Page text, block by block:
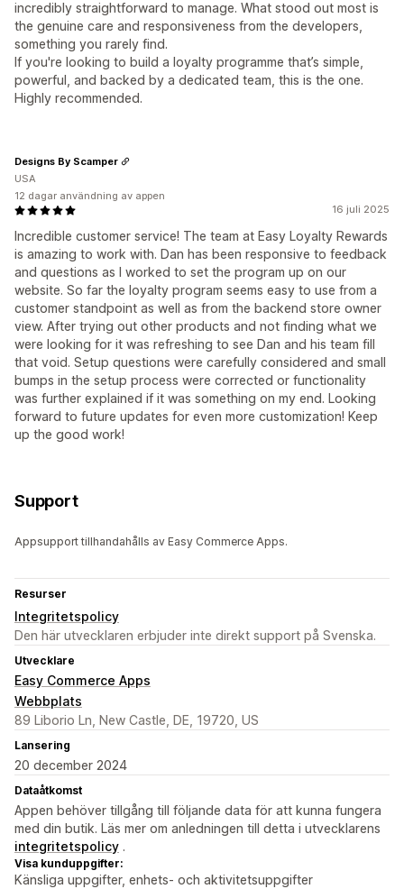
incredibly straightforward to manage. What stood out most is
the genuine care and responsiveness from the developers,
something you rarely find.
If you're looking to build a loyalty programme that’s simple,
powerful, and backed by a dedicated team, this is the one.
Highly recommended.
16 juli 2025
Incredible customer service! The team at Easy Loyalty Rewards
is amazing to work with. Dan has been responsive to feedback
and questions as I worked to set the program up on our
website. So far the loyalty program seems easy to use from a
customer standpoint as well as from the backend store owner
view. After trying out other products and not finding what we
were looking for it was refreshing to see Dan and his team fill
that void. Setup questions were carefully considered and small
bumps in the setup process were corrected or functionality
was further explained if it was something on my end. Looking
forward to future updates for even more customization! Keep
up the good work!
Designs By Scamper
USA
12 dagar användning av appen
Support
Appsupport tillhandahålls av Easy Commerce Apps.
Resurser
Integritetspolicy
Den här utvecklaren erbjuder inte direkt support på Svenska.
Utvecklare
Easy Commerce Apps
Webbplats
89 Liborio Ln, New Castle, DE, 19720, US
Lansering
20 december 2024
Dataåtkomst
Appen behöver tillgång till följande data för att kunna fungera
med din butik. Läs mer om anledningen till detta i utvecklarens
integritetspolicy .
Visa kunduppgifter:
Känsliga uppgifter, enhets- och aktivitetsuppgifter